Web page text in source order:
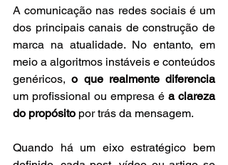
A comunicação nas redes sociais é um
dos principais canais de construção de
marca na atualidade. No entanto, em
meio a algoritmos instáveis e conteúdos
genéricos, o que realmente diferencia
um profissional ou empresa é a clareza
do propósito por trás da mensagem.
Quando há um eixo estratégico bem